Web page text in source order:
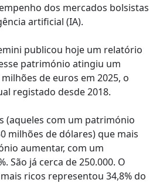
dos mercados bolsistas
artificial (IA).
publicou hoje um relatório
património atingiu um
de euros em 2025, o
registado desde 2018.
(aqueles com um património
milhões de dólares) que mais
aumentar, com um
São já cerca de 250.000. O
ricos representou 34,8% do